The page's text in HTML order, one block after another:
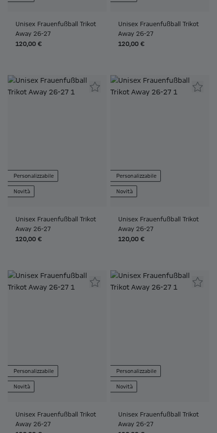
Unisex Frauenfußball Trikot
Away 26-27
120,00 €
Unisex Frauenfußball Trikot
Away 26-27
120,00 €
Personalizzabile
Novità
Unisex Frauenfußball Trikot
Away 26-27
120,00 €
Personalizzabile
Novità
Unisex Frauenfußball Trikot
Away 26-27
120,00 €
Personalizzabile
Novità
Unisex Frauenfußball Trikot
Away 26-27
Personalizzabile
Novità
Unisex Frauenfußball Trikot
Away 26-27